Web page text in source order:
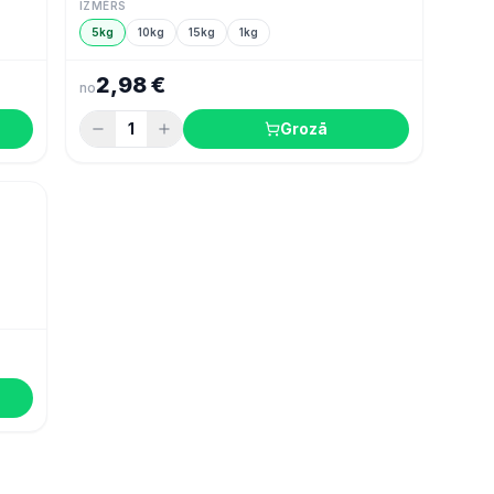
IZMĒRS
5kg
10kg 15kg 1kg
no2,98 €
1 Grozā